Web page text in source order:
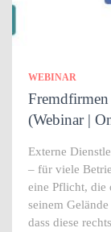
WEBINAR
(Webinar |
Externe
– für viele
eine Pflicht, die
seinem
dass diese